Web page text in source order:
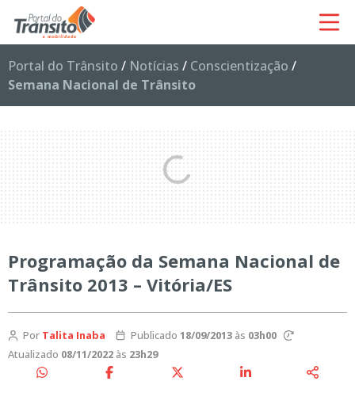
Portal do Trânsito / Notícias / Conscientização /
Semana Nacional de Trânsito
Programação da Semana Nacional de
Trânsito 2013 – Vitória/ES
Por Talita Inaba Publicado 18/09/2013às 03h00
Atualizado 08/11/2022 às 23h29